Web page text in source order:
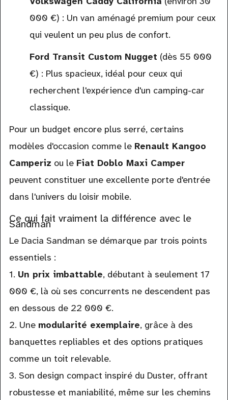
000 €) : Un van aménagé premium pour ceux
qui veulent un peu plus de confort.
Ford Transit Custom Nugget (dès 55 000
€) : Plus spacieux, idéal pour ceux qui
recherchent l'expérience d'un camping-car
classique.
Pour un budget encore plus serré, certains
modèles d'occasion comme le Renault Kangoo
Camperiz ou le Fiat Doblo Maxi Camper
peuvent constituer une excellente porte d'entrée
dans l'univers du loisir mobile.
Ce qui fait vraiment la différence avec le
Sandman
Le Dacia Sandman se démarque par trois points
essentiels :
1. Un prix imbattable, débutant à seulement 17
000 €, là où ses concurrents ne descendent pas
en dessous de 22 000 €.
2. Une modularité exemplaire, grâce à des
banquettes repliables et des options pratiques
comme un toit relevable.
3. Son design compact inspiré du Duster, offrant
robustesse et maniabilité, même sur les chemins